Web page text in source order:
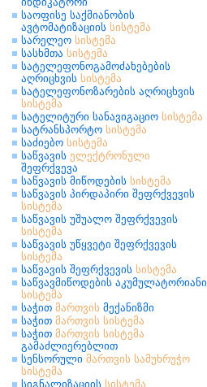
საოფისე საქმიანობის
ავტომატიზაციის სისტემა
სარელეო სისტემა
სასხმთა სისტემა
სატელეფონოგამოძახებების
აღრიცხვის სისტემა
სატელეფონოზარების აღრიცხვის
სისტემა
სატელიტური სანავიგაციო სისტემა
სატრანსპორტო სისტემა
საძიებო სისტემა
საწვავის ელექტრონული
შეფრქვევა
საწვავის მიწოდების სისტემა
საწვავის პირდაპირი შეფრქვევის
სისტემა
საწვავის უშუალო შეფრქვევის
სისტემა
საწვავის უწყვეტი შეფრქვევის
სისტემა
საწვავის შეფრქვევის სისტემა
საწვავმიწოდების აკუმულატორიანი
სისტემა
საჭით მართვის მექანიზმი
საჭით მართვის სისტემა
საჭით მართვის სისტემა
გამაძლიერებლით
სენსორული მართვის სამუხრუჭო
სისტემა
სიგნალიზაციის სისტემა